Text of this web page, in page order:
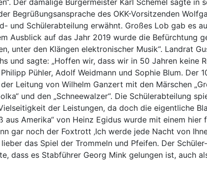
Begrüßungsansprache des OKK-Vorsitzenden
und Schülerabteilung erwähnt. Großes Lob gab es
Ausblick auf das Jahr 2019 wurde die Befürchtung
unter den Klängen elektronischer Musik“. Landrat
und sagte: „Hoffen wir, dass wir in 50 Jahren keine
Pühler, Adolf Weidmann und Sophie Blum.
Leitung von Wilhelm Ganzert mit den Märschen
und den „Schneewalzer“. Die Schülerabteilung
der Leistungen, da doch die eigentliche
Amerika“ von Heinz Egidus wurde mit einem
gar noch der Foxtrott ‚Ich werde jede Nacht von
das Spiel der Trommeln und Pfeifen. Der
dass es Stabführer Georg Mink gelungen ist, auch